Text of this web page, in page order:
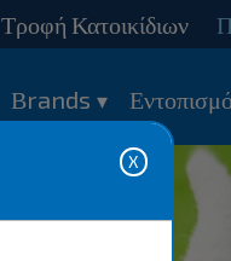
Τροφή Κατοικίδιων
Βrands